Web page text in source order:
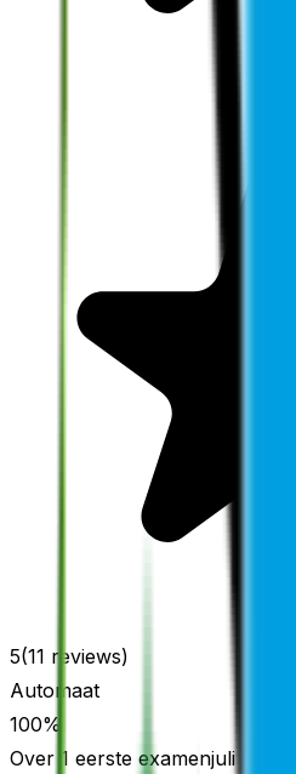
5(11 reviews)
Automaat
100%
Over 1 eerste examenjuli 2025